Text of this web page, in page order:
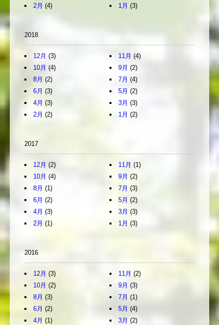
2月 (4) 1月 (3)
2018
12月 (3) 11月 (4)
10月 (4) 9月 (2)
8月 (2) 7月 (4)
6月 (3) 5月 (2)
4月 (3) 3月 (3)
2月 (2) 1月 (2)
2017
12月 (2) 11月 (1)
10月 (4) 9月 (2)
8月 (1) 7月 (3)
6月 (2) 5月 (2)
4月 (3) 3月 (3)
2月 (1) 1月 (3)
2016
12月 (3) 11月 (2)
10月 (2) 9月 (3)
8月 (3) 7月 (1)
6月 (2) 5月 (4)
4月 (1) 3月 (2)